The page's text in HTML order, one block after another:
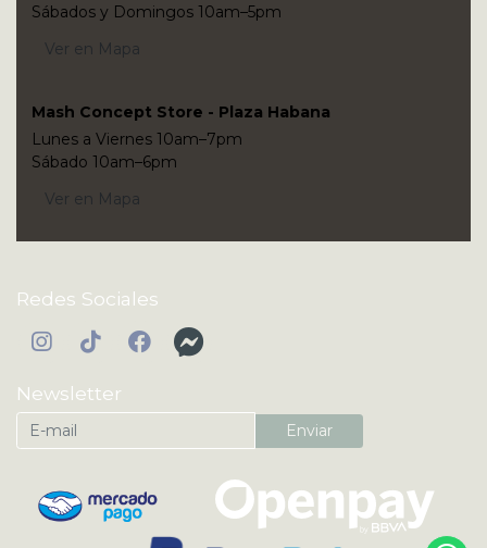
Sábados y Domingos 10am–5pm
Ver en Mapa
Mash Concept Store - Plaza Habana
Lunes a Viernes 10am–7pm
Sábado 10am–6pm
Ver en Mapa
Redes Sociales
Newsletter
Enviar